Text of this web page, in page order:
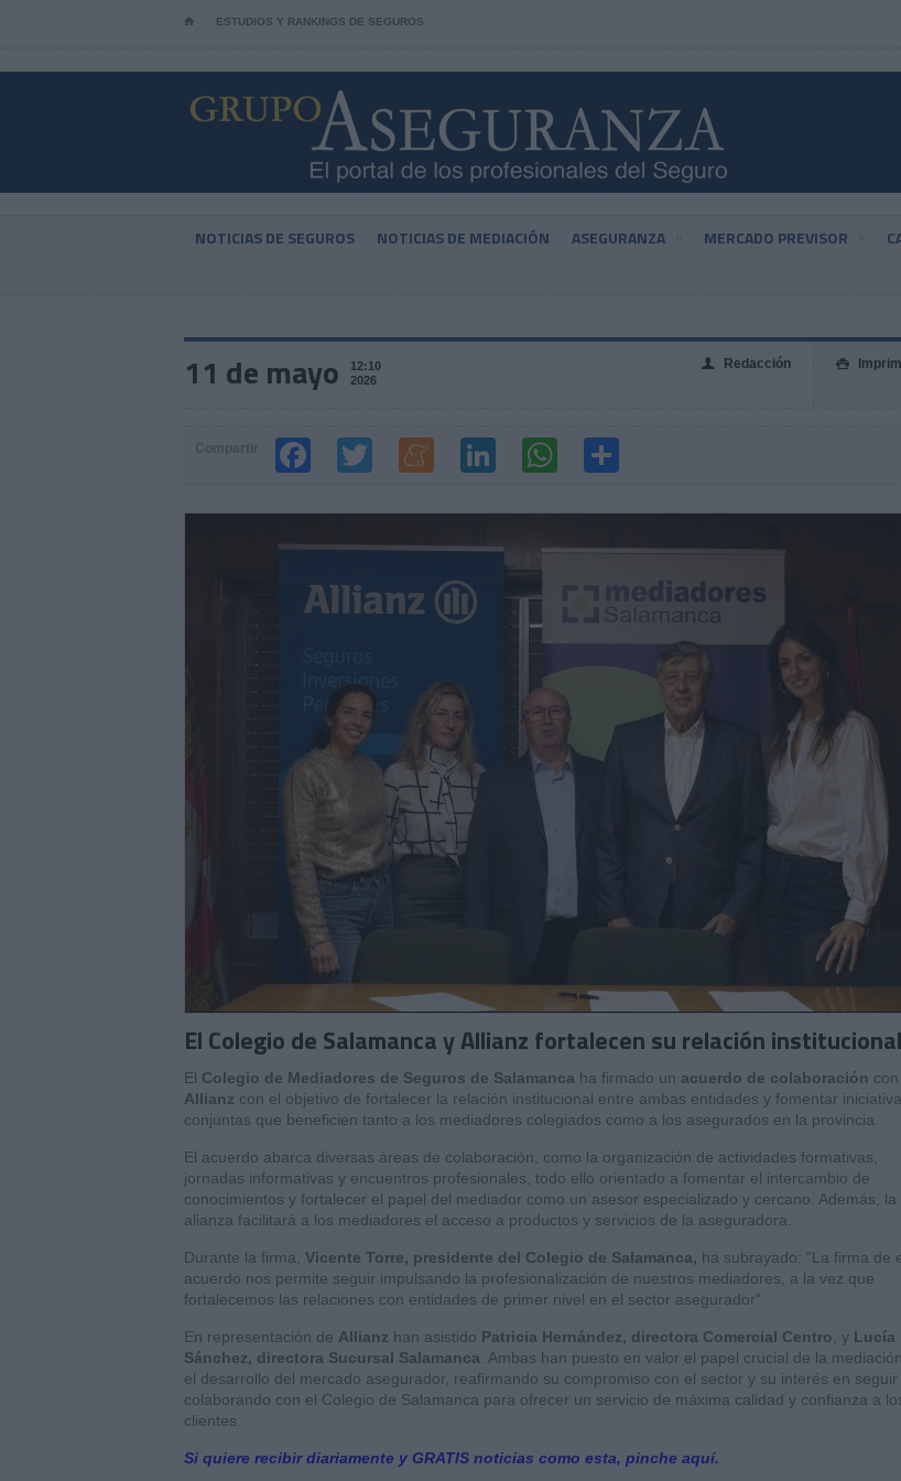
⌂ ESTUDIOS Y RANKINGS DE SEGUROS
NOTICIAS DE SEGUROS NOTICIAS DE MEDIACIÓN ASEGURANZA MERCADO PREVISOR
11 de mayo
12:10
2026

👤 Redacción
El Colegio de Salamanca y Allianz fortalecen su relación institucional
El Colegio de Mediadores de Seguros de Salamanca ha firmado un acuerdo de colaboración con
Allianz con el objetivo de fortalecer la relación institucional entre ambas entidades y fomentar
conjuntas que beneficien tanto a los mediadores colegiados como a los asegurados en la provincia.
El acuerdo abarca diversas áreas de colaboración, como la organización de actividades formativas,
jornadas informativas y encuentros profesionales, todo ello orientado a fomentar el intercambio de
conocimientos y fortalecer el papel del mediador como un asesor especializado y cercano. Además, la
alianza facilitará a los mediadores el acceso a productos y servicios de la aseguradora.
Durante la firma, Vicente Torre, presidente del Colegio de Salamanca, ha subrayado: "La firma de
acuerdo nos permite seguir impulsando la profesionalización de nuestros mediadores, a la vez que
fortalecemos las relaciones con entidades de primer nivel en el sector asegurador".
En representación de Allianz han asistido Patricia Hernández, directora Comercial Centro , y Lucía
Sánchez, directora Sucursal Salamanca . Ambas han puesto en valor el papel crucial de la
el desarrollo del mercado asegurador, reafirmando su compromiso con el sector y su interés en seguir
colaborando con el Colegio de Salamanca para ofrecer un servicio de máxima calidad y confianza a
clientes.
Si quiere recibir diariamente y GRATIS noticias como esta, pinche aquí.